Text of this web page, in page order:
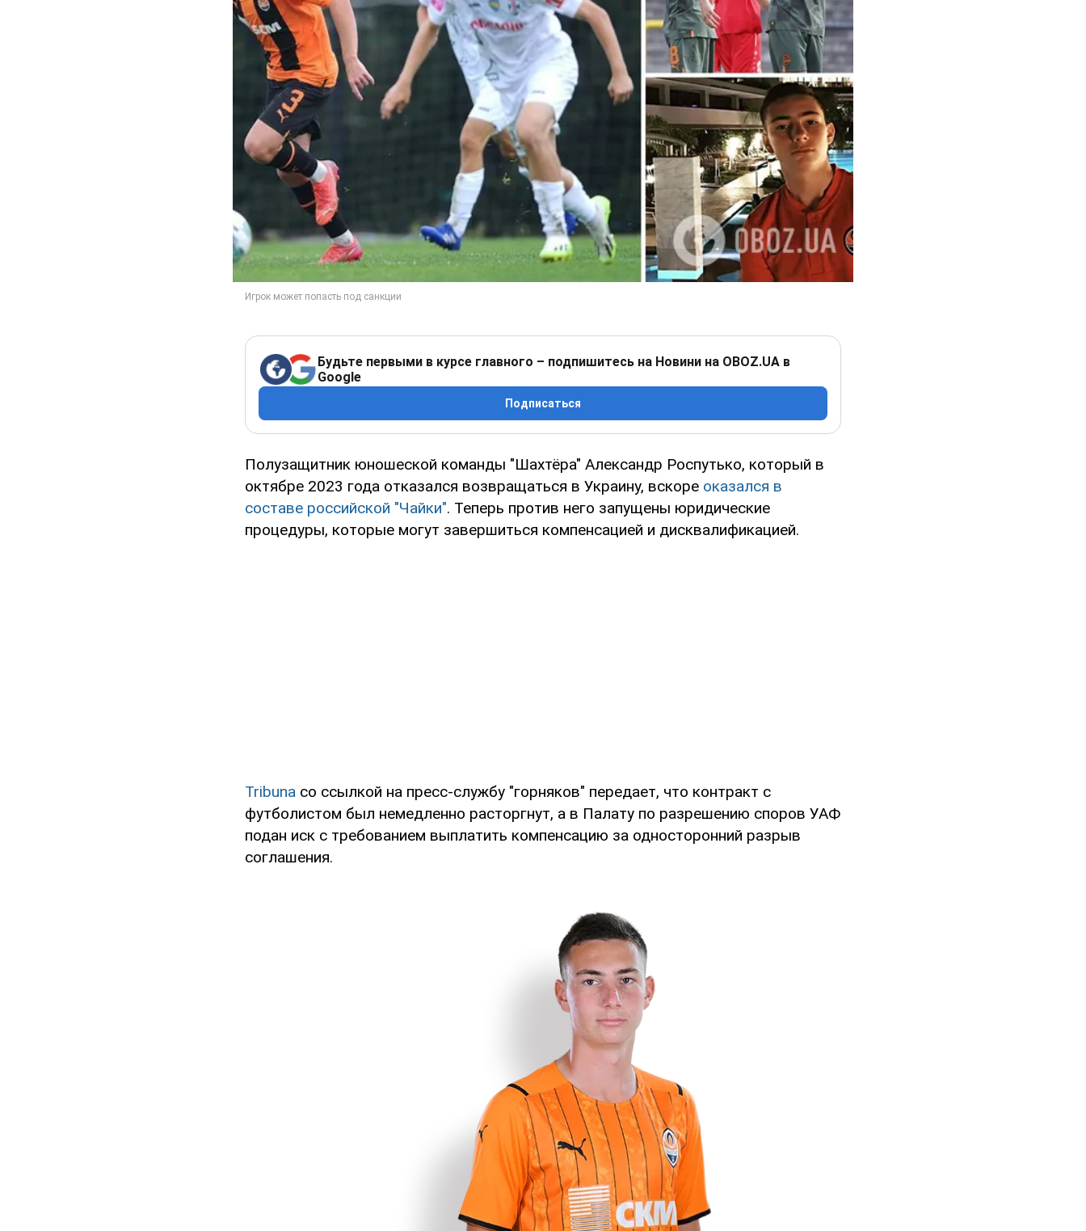
Будьте первыми в курсе главного – подпишитесь на Новини на OBOZ.UA в
Google
Подписаться
Полузащитник юношеской команды "Шахтёра" Александр Роспутько, который в
октябре 2023 года отказался возвращаться в Украину, вскоре оказался в
составе российской "Чайки". Теперь против него запущены юридические
процедуры, которые могут завершиться компенсацией и дисквалификацией.
Tribuna со ссылкой на пресс-службу "горняков" передает, что контракт с
футболистом был немедленно расторгнут, а в Палату по разрешению споров УАФ
подан иск с требованием выплатить компенсацию за односторонний разрыв
соглашения.